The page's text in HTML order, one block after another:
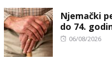
Njemački
do 74.
Posted
06/08/2026